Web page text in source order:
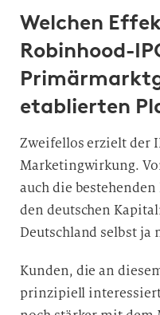
i
u
n
i
n
d
e
D
a
e
n
Welchen
Robinhood-
etablierten
Zweifellos erzielt der
Marketingwirkung.
auch die
den deutschen
Deutschland selbst ja
Kunden, die an
prinzipiell